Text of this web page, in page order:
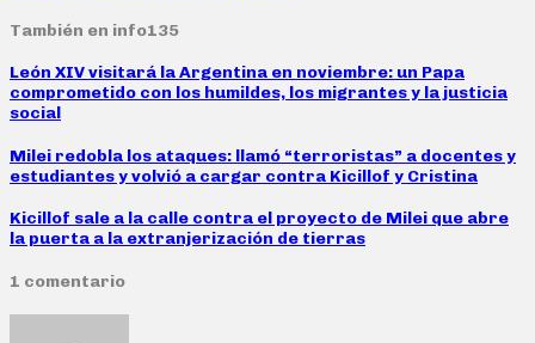
También en info135
León XIV visitará la Argentina en noviembre: un Papa
comprometido con los humildes, los migrantes y la justicia
social
Milei redobla los ataques: llamó “terroristas” a docentes y
estudiantes y volvió a cargar contra Kicillof y Cristina
Kicillof sale a la calle contra el proyecto de Milei que abre
la puerta a la extranjerización de tierras
1 comentario